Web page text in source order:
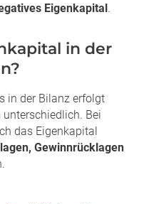
Eigenkapital.
in der
in der Bilanz erfolgt
Bei
das Eigenkapital
Gewinnrücklagen